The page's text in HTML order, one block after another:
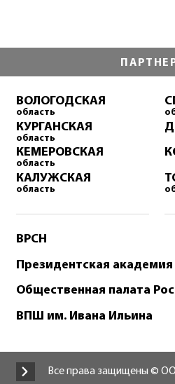
ВОЛОГОДСКАЯ
область
КУРГАНСКАЯ
область
КЕМЕРОВСКАЯ
область
КАЛУЖСКАЯ
область
ВРСН
Президентская академия
Общественная палата
ВПШ им. Ивана Ильина
Все права защищены ©